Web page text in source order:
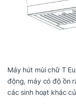
Máy hút mùi chữ T
động, máy có độ ồn
các sinh hoạt khác